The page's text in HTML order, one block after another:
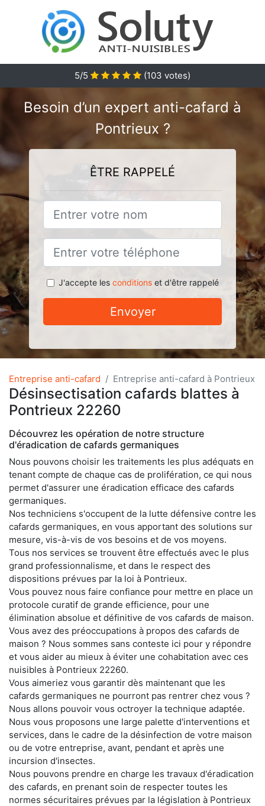
5/5 (103 votes)
Besoin d’un expert anti-cafard à
Pontrieux ?
ÊTRE RAPPELÉ
J'accepte les conditionset d'être rappelé
Envoyer
Entreprise anti-cafard Entreprise anti-cafard à Pontrieux
Désinsectisation cafards blattes à
Pontrieux 22260
Découvrez les opération de notre structure
d'éradication de cafards germaniques
Nous pouvons choisir les traitements les plus adéquats en
tenant compte de chaque cas de prolifération, ce qui nous
permet d'assurer une éradication efficace des cafards
germaniques.
Nos techniciens s'occupent de la lutte défensive contre les
cafards germaniques, en vous apportant des solutions sur
mesure, vis-à-vis de vos besoins et de vos moyens.
Tous nos services se trouvent être effectués avec le plus
grand professionnalisme, et dans le respect des
dispositions prévues par la loi à Pontrieux.
Vous pouvez nous faire confiance pour mettre en place un
protocole curatif de grande efficience, pour une
élimination absolue et définitive de vos cafards de maison.
Vous avez des préoccupations à propos des cafards de
maison ? Nous sommes sans conteste ici pour y répondre
et vous aider au mieux à éviter une cohabitation avec ces
nuisibles à Pontrieux 22260.
Vous aimeriez vous garantir dès maintenant que les
cafards germaniques ne pourront pas rentrer chez vous ?
Nous allons pouvoir vous octroyer la technique adaptée.
Nous vous proposons une large palette d'interventions et
services, dans le cadre de la désinfection de votre maison
ou de votre entreprise, avant, pendant et après une
incursion d'insectes.
Nous pouvons prendre en charge les travaux d'éradication
des cafards, en prenant soin de respecter toutes les
normes sécuritaires prévues par la législation à Pontrieux